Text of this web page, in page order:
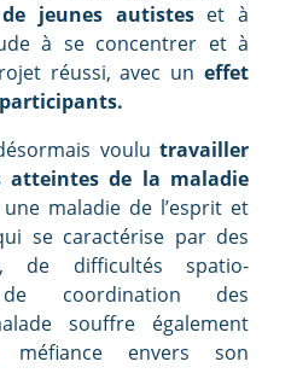
de jeunes autisteset à
à se concentrer et à
réussi, avec un effet
voulu travailler
atteintes de la maladie
maladie de l’esprit et
se caractérise par des
de difficultés spatio-
coordination des
souffre également
méfiance envers son